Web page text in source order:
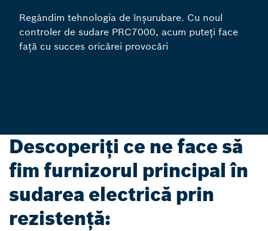
Regândim tehnologia de înșurubare. Cu noul
controler de sudare PRC7000, acum puteți face
față cu succes oricărei provocări
Descoperiți ce ne face să
fim furnizorul principal în
sudarea electrică prin
rezistență: